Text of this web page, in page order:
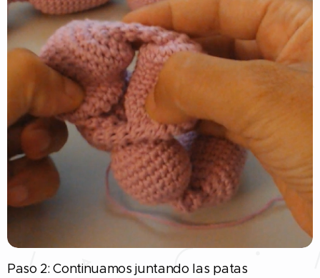
Paso 2: Continuamos juntando las patas